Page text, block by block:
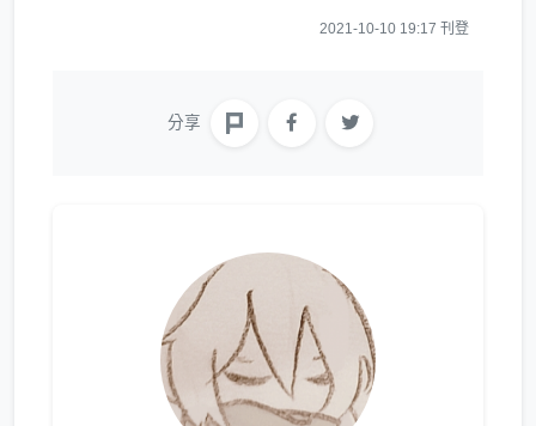
2021-10-10 19:17 刊登
分享